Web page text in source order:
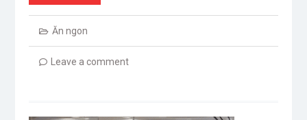
Ăn ngon
Leave a comment